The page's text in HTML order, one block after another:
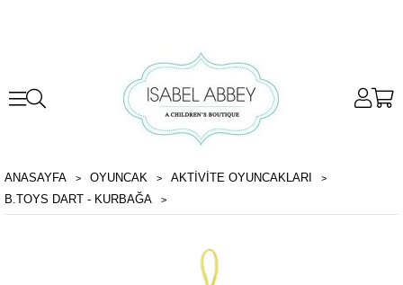
ANASAYFA OYUNCAK
AKTIVITE OYUNCAKLARI
B.TOYS DART - KURBAĞA